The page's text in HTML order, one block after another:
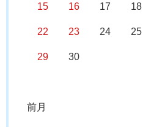
15 16 17 18
22 23 24 25
29 30
前月